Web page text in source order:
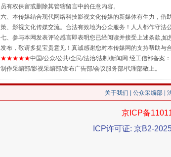
员有权保留或删除其管辖留言中的任意内容。
六、本传媒结合现代网络科技影视文化传媒的新媒体有生力，
策、影视文化传媒交流。合法有效地为公众服务！人人都作守法公
七、参与本网发表评论感言即表明您已经阅读并接受上述条款,
发布，敬请多提宝贵意见！真诚感谢您对本传媒网的支持帮助
★★★★★中国/公众/公共/全民/法治/法制/新闻网 经工信部备案
制作采编部/影视采编部/发布广告部/会议服务部/代理部敬上。
关于我们 公众采编部
京ICP备
ICP许可证: 京B2-